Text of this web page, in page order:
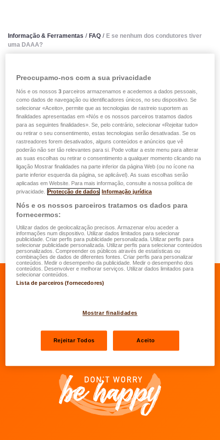
Informação & Ferramentas / FAQ / E se nenhum dos condutores tiver
uma DAAA?
E se nenhum dos condutores
tiver uma DAAA?
Se nenhum dos condutores tiver uma DAAA, entãobasta
utilizar uma folha em branco, preencher todas as
informações sob as rubricas "segurado", "condutor",
"veículo" e "segurador" e as circunstâncias do
acidente. E acima de tudo, não se esqueça das
assinaturas de ambas as partes.
Portanto, certifique-se de que tem sempre um exemplar de
DAAA no porta-luvas do seu carro ou com os seus
directamente à sua seguradora ou à LALUX
groupeLL@lalux.lu) por um. Recebê-lo-á gratuitamente.
Preocupamo-nos com a sua privacidade
Nós e os nossos3 parceiros armazenamos e acedemos a dados pessoais,
como dados de navegação ou identificadores únicos, no seu dispositivo. Se
selecionar «Aceito», permite que as tecnologias de rastreio suportem as
finalidades apresentadas em «Nós e os nossos parceiros tratamos dados
para as seguintes finalidades». Se, pelo contrário, selecionar «Rejeitar tudo»
ou retirar o seu consentimento, estas tecnologias serão desativadas. Se os
rastreadores forem desativados, alguns conteúdos e anúncios que vê
poderão não ser tão relevantes para si. Pode voltar a este menu para alterar
as suas escolhas ou retirar o consentimento a qualquer momento clicando na
ligação Mostrar finalidades na parte inferior da página Web (ou no ícone na
parte inferior esquerda da página, se aplicável). As suas escolhas serão
aplicadas em Website. Para mais informação, consulte a nossa política de
privacidade.
Protecção de dados Informação jurídica
Nós e os nossos parceiros tratamos os dados para
fornecermos:
Utilizar dados de geolocalização precisos. Armazenar e/ou aceder a
informações num dispositivo. Utilizar dados limitados para selecionar
publicidade. Criar perfis para publicidade personalizada. Utilizar perfis para
selecionar publicidade personalizada. Utilizar perfis para selecionar conteúdos
personalizados. Compreender os públicos através de estatísticas ou
combinações de dados de diferentes fontes. Criar perfis para personalizar
conteúdos. Medir o desempenho da publicidade. Medir o desempenho dos
conteúdos. Desenvolver e melhorar serviços. Utilizar dados limitados para
selecionar conteúdos.
Lista de parceiros (fornecedores)
Mostrar finalidades
Rejeitar Todos Aceito